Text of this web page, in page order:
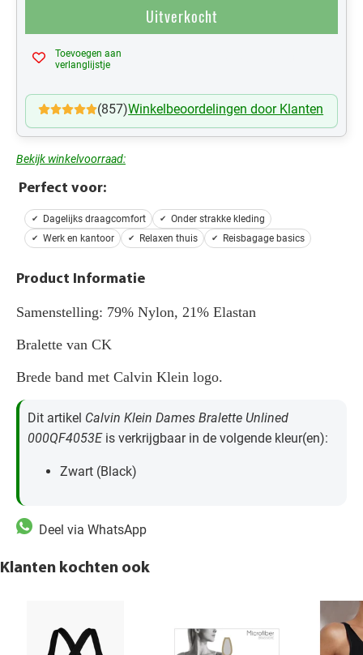
Uitverkocht
Toevoegen aan
verlanglijstje
(857)Winkelbeoordelingen door Klanten
Bekijk winkelvoorraad:
Perfect voor:
Dagelijks draagcomfort
Onder strakke kleding
Werk en kantoor
Relaxen thuis Reisbagage basics
Product Informatie
Samenstelling: 79% Nylon, 21% Elastan
Bralette van CK
Brede band met Calvin Klein logo.
Dit artikel Calvin Klein Dames Bralette Unlined
000QF4053E is verkrijgbaar in de volgende kleur(en):
Zwart (Black)
Deel via WhatsApp
Klanten kochten ook